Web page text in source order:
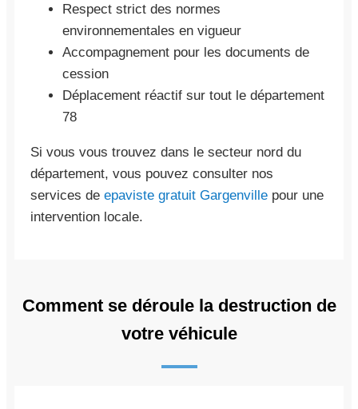
Respect strict des normes
environnementales en vigueur
Accompagnement pour les documents de
cession
Déplacement réactif sur tout le département
78
Si vous vous trouvez dans le secteur nord du
département, vous pouvez consulter nos
services de epaviste gratuit Gargenville pour une
intervention locale.
Comment se déroule la destruction de
votre véhicule